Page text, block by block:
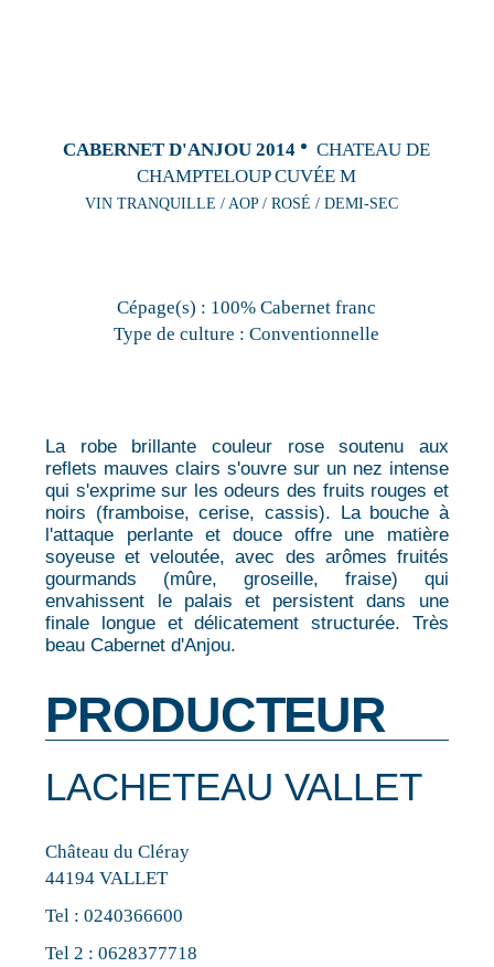
CABERNET D'ANJOU 2014
CHATEAU DE
CHAMPTELOUP CUVÉE M
VIN TRANQUILLE / AOP / ROSÉ / DEMI-SEC
Cépage(s) : 100% Cabernet franc
Type de culture : Conventionnelle
La robe brillante couleur rose soutenu aux
reflets mauves clairs s'ouvre sur un nez intense
qui s'exprime sur les odeurs des fruits rouges et
noirs (framboise, cerise, cassis). La bouche à
l'attaque perlante et douce offre une matière
soyeuse et veloutée, avec des arômes fruités
gourmands (mûre, groseille, fraise) qui
envahissent le palais et persistent dans une
finale longue et délicatement structurée. Très
beau Cabernet d'Anjou.
PRODUCTEUR
LACHETEAU VALLET
Château du Cléray
44194 VALLET
Tel :0240366600
Tel 2 :0628377718